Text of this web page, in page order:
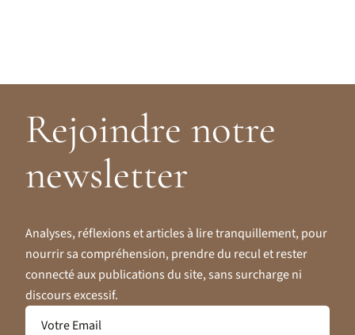
Rejoindre notre
newsletter
Analyses, réflexions et articles à lire tranquillement, pour
nourrir sa compréhension, prendre du recul et rester
connecté aux publications du site, sans surcharge ni
discours excessif.
Votre Email